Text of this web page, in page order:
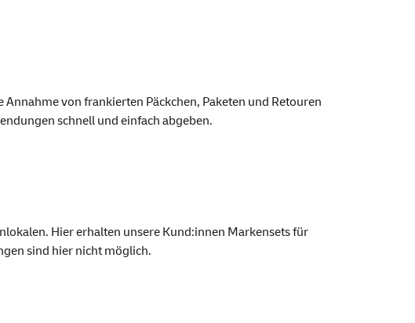
von frankierten Päckchen, Paketen und Retouren
schnell und einfach abgeben.
Hier erhalten unsere Kund:innen Markensetsfür
sind hier nicht möglich.